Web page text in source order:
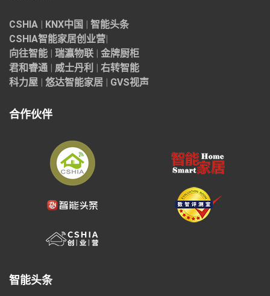
CSHIA KNX中国
智能头条
CSHIA智能家居创业营
向往智能
瑞瀛物联
金牌厨柜
君和睿通
威士丹利
右转智能
科力屋
悠达智能家居 GVS视声
合作伙伴
智能头条